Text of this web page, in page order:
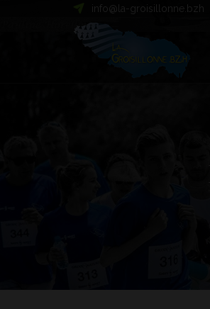
info@la-groisillonne.bzh